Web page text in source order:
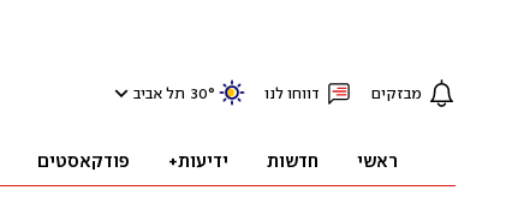
מבזקים דווחו לנו 30° תל אביב
ראשי חדשות ידיעות+ פודקאסטים